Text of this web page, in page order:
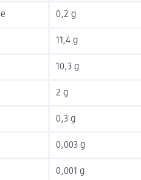
0,2 g
11,4 g
10,3 g
2 g
0,3 g
0,003 g
0,001 g